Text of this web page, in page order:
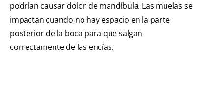
podrían causar dolor de mandíbula. Las muelas se
impactan cuando no hay espacio en la parte
posterior de la boca para que salgan
correctamente de las encías.